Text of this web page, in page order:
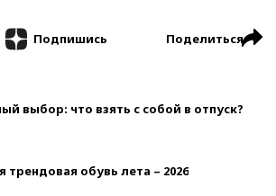
Подпишись Поделиться
выбор: что взять с собой в отпуск?
трендовая обувь лета – 2026